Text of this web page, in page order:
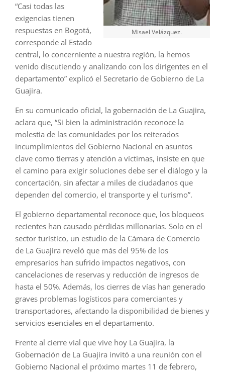
Misael Velázquez.
“Casi todas las
exigencias tienen
respuestas en Bogotá,
corresponde al Estado
central, lo concerniente a nuestra región, la hemos
venido discutiendo y analizando con los dirigentes en el
departamento” explicó el Secretario de Gobierno de La
Guajira.
En su comunicado oficial, la gobernación de La Guajira,
aclara que, “Si bien la administración reconoce la
molestia de las comunidades por los reiterados
incumplimientos del Gobierno Nacional en asuntos
clave como tierras y atención a víctimas, insiste en que
el camino para exigir soluciones debe ser el diálogo y la
concertación, sin afectar a miles de ciudadanos que
dependen del comercio, el transporte y el turismo”.
El gobierno departamental reconoce que, los bloqueos
recientes han causado pérdidas millonarias. Solo en el
sector turístico, un estudio de la Cámara de Comercio
de La Guajira reveló que más del 95% de los
empresarios han sufrido impactos negativos, con
cancelaciones de reservas y reducción de ingresos de
hasta el 50%. Además, los cierres de vías han generado
graves problemas logísticos para comerciantes y
transportadores, afectando la disponibilidad de bienes y
servicios esenciales en el departamento.
Frente al cierre vial que vive hoy La Guajira, la
Gobernación de La Guajira invitó a una reunión con el
Gobierno Nacional el próximo martes 11 de febrero,